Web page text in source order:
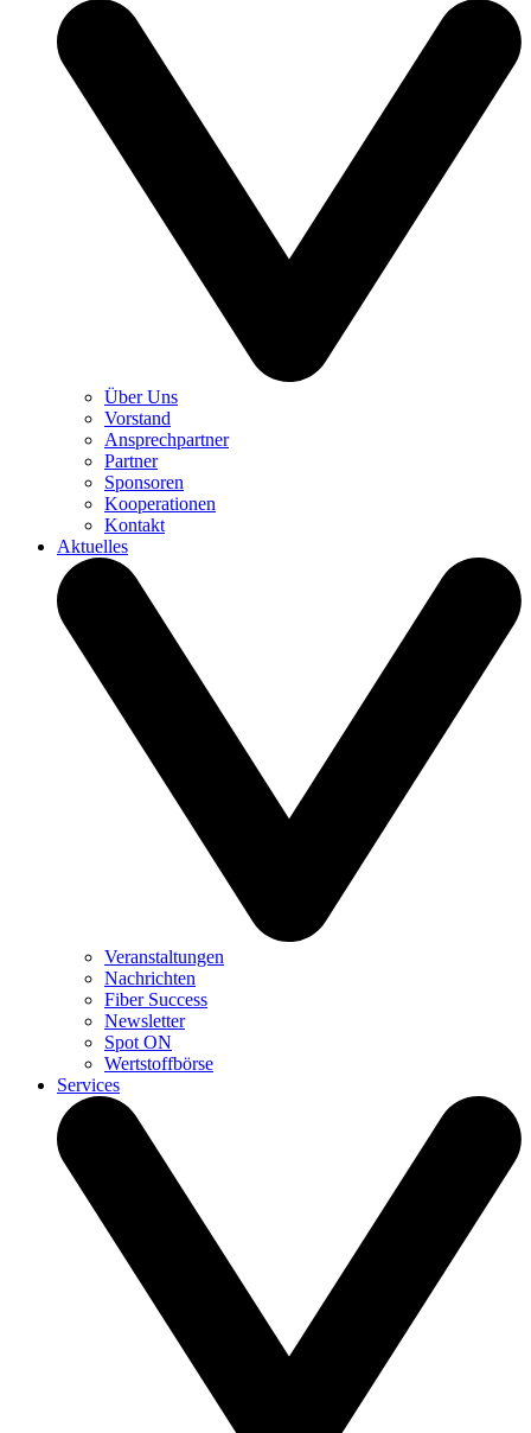
Über Uns
Vorstand
Ansprechpartner
Partner
Sponsoren
Kooperationen
Kontakt
Aktuelles
Veranstaltungen
Nachrichten
Fiber Success
Newsletter
Spot ON
Wertstoffbörse
Services